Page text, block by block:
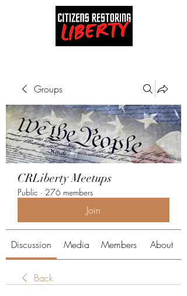
Groups
CRLiberty Meetups
Public · 276 members
Join
Discussion Media Members About
Back